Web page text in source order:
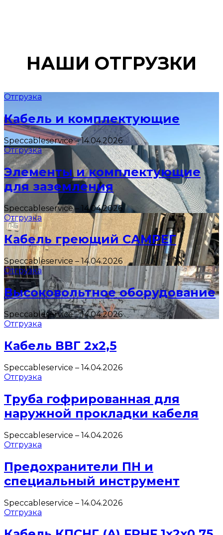
НАШИ ОТГРУЗКИ
Отгрузка
Кабель и комплектующие
Speccableservice–14.04.2026
Отгрузка
Элементы и комплектующие
для заземления
Speccableservice– 14.04.2026
Отгрузка
Кабель греющий САМРЕГ
Speccableservice– 14.04.2026
Отгрузка
Высоковольтное оборудование
Speccableservice–14.04.2026
Отгрузка
Кабель ВВГ 2х2,5
Speccableservice – 14.04.2026
Отгрузка
Труба гофрированная для
наружной прокладки кабеля
Speccableservice – 14.04.2026
Отгрузка
Предохранители ПН и
специальный инструмент
Speccableservice – 14.04.2026
Отгрузка